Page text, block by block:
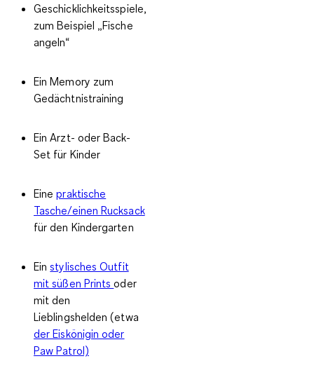
Geschicklichkeitsspiele,
zum Beispiel „Fische
angeln“
Ein Memory zum
Gedächtnistraining
Ein Arzt- oder Back-
Set für Kinder
Einepraktische
Tasche/einen Rucksack
für den Kindergarten
Einstylisches Outfit
mit süßen Printsoder
mit den
Lieblingshelden (etwa
der Eiskönigin oder
Paw Patrol)